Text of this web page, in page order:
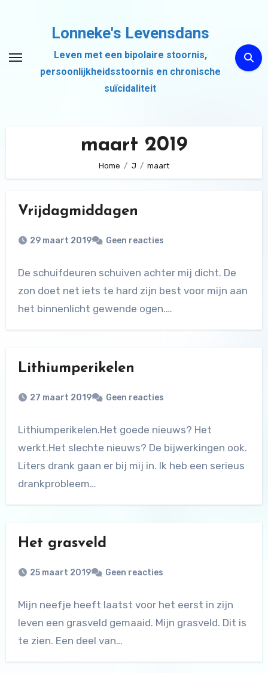
inhoud
Lonneke's Levensdans
Leven met een bipolaire stoornis,
persoonlijkheidsstoornis en chronische
suïcidaliteit
maart 2019
Home J maart
Vrijdagmiddagen
29 maart 2019 Geen reacties
De schuifdeuren schuiven achter mij dicht. De
zon doet net iets te hard zijn best voor mijn aan
het binnenlicht gewende ogen.…
Lithiumperikelen
27 maart 2019 Geen reacties
Lithiumperikelen.Het goede nieuws? Het
werkt.Het slechte nieuws? De bijwerkingen ook.
Liters drank gaan er bij mij in. Ik heb een serieus
drankprobleem…
Het grasveld
25 maart 2019 Geen reacties
Mijn neefje heeft laatst voor het eerst in zijn
leven een grasveld gemaaid. Mijn grasveld. Dit is
te zien. Een deel van…